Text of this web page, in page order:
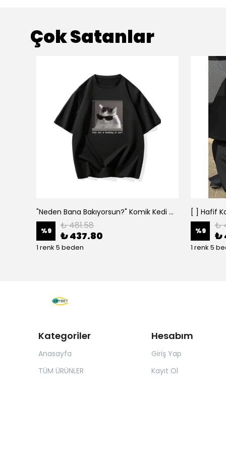
Çok Satanlar
"Neden Bana Bakıyorsun?" Komik Kedi Grafik Tişört - Dijital Baskılı Siyah Bol - Siyah
%9 ₺ 481.58
₺ 437.80
1 renk 5 beden
%9 ₺
₺
1 renk 5
Kategoriler
Anasayfa
TÜM ÜRÜNLER
Hesabım
Giriş Yap
Kayıt Ol